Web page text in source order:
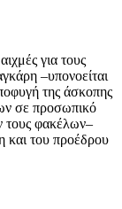
για τους
–υπονοείται
της άσκοπης
σε προσωπικό
τους φακέλων–
και του προέδρου